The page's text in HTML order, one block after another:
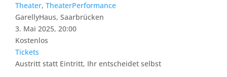
Theater, TheaterPerformance
GarellyHaus, Saarbrücken
3. Mai 2025, 20:00
Kostenlos
Tickets
Austritt statt Eintritt, Ihr entscheidet selbst